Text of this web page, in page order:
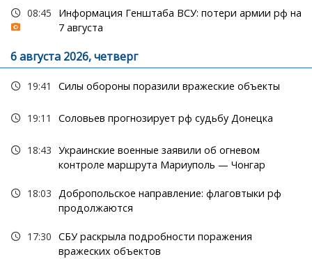
08:45
Информация Генштаба ВСУ: потери армии рф на
7 августа
6 августа 2026, четверг
19:41 Силы обороны поразили вражеские объекты
19:11 Соловьев прогнозирует рф судьбу Донецка
18:43 Украинские военные заявили об огневом
контроле маршрута Мариуполь — Чонгар
18:03 Добропольское направление: флаговтыки рф
продолжаются
17:30 СБУ раскрыла подробности поражения
вражеских объектов